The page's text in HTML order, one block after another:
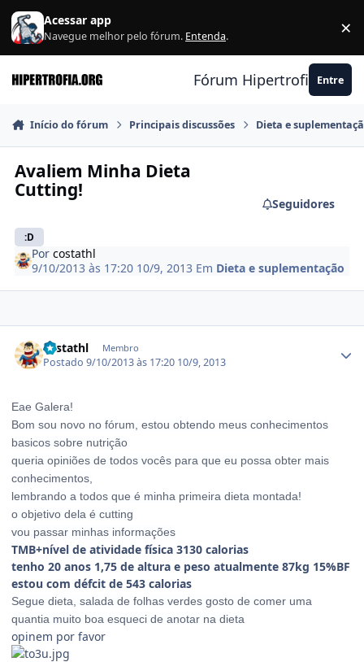
Ir para conteúdo
Acessar app
Navegue melhor pelo fórum. Entenda. ×
Fórum Hipertrofia.org
Entre
Início do fórum Principais discussões Dieta e
Avaliem Minha Dieta
Cutting!
:D
Seguidores
Porcostathl
9/10/2013 às 17:20 10/9, 2013 Em Dieta e suplementação
costathl Membro
Postado9/10/2013 às 17:20 10/9, 2013
Eae Galera!
Bom sou novo no fórum, estou obtendo meus conhecimentos
basicos sobre nutrição
queria opiniões de todos vocês para que eu possa obter mais
conhecimentos,
lembrando a todos que é minha primeira dieta montada!
o objetivo dela é cutting
vou passar minhas informações
TMB+nível de atividade física 3130 calorias
tenho 20 anos 1,75 de altura e peso atualmente 87kg 15%BF
estou com défcit de 543 calorias
Segue dieta, salada de folhas verdes gosto de comer uma
quantia muito boa esqueci de anotar na dieta
opinem por favor